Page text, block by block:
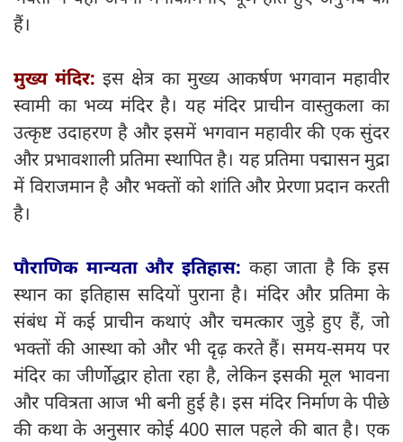
हैं।
मुख्य मंदिर: इस क्षेत्र का मुख्य आकर्षण भगवान महावीर
स्वामी का भव्य मंदिर है। यह मंदिर प्राचीन वास्तुकला का
उत्कृष्ट उदाहरण है और इसमें भगवान महावीर की एक सुंदर
और प्रभावशाली प्रतिमा स्थापित है। यह प्रतिमा पद्मासन मुद्रा
में विराजमान है और भक्तों को शांति और प्रेरणा प्रदान करती
है।
पौराणिक मान्यता और इतिहास: कहा जाता है कि इस
स्थान का इतिहास सदियों पुराना है। मंदिर और प्रतिमा के
संबंध में कई प्राचीन कथाएं और चमत्कार जुड़े हुए हैं, जो
भक्तों की आस्था को और भी दृढ़ करते हैं। समय-समय पर
मंदिर का जीर्णोद्धार होता रहा है, लेकिन इसकी मूल भावना
और पवित्रता आज भी बनी हुई है। इस मंदिर निर्माण के पीछे
की कथा के अनुसार कोई 400 साल पहले की बात है। एक